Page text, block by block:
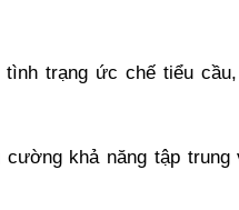
trạng ức chế tiểu
khả năng tập